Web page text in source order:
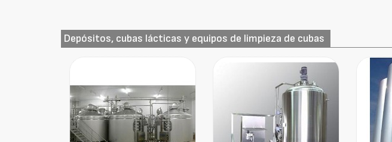
Depósitos, cubas lácticas y equipos de limpieza de cubas